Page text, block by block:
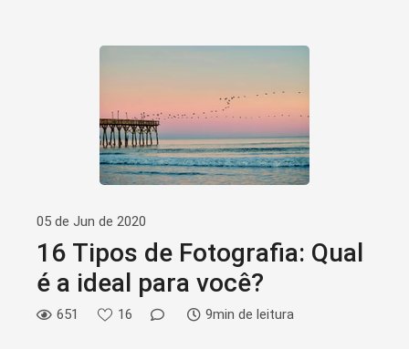
05 de Jun de 2020
16 Tipos de Fotografia: Qual
é a ideal para você?
651 16 9min de leitura